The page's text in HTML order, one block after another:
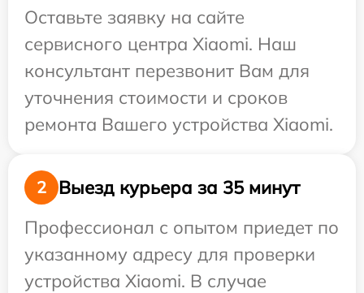
Оставьте заявку на сайте
сервисного центра Xiaomi. Наш
консультант перезвонит Вам для
уточнения стоимости и сроков
ремонта Вашего устройства Xiaomi.
2
Выезд курьера за 35 минут
Профессионал с опытом приедет по
указанному адресу для проверки
устройства Xiaomi. В случае